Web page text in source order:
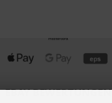
EBAY BEWERTUNGEN